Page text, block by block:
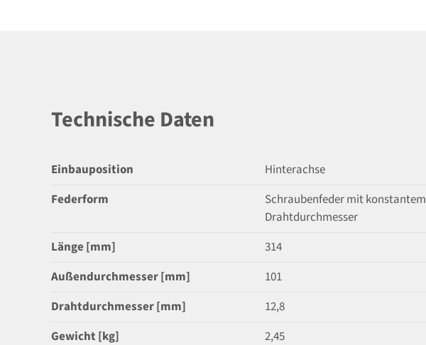
Technische Daten
Einbauposition
Hinterachse
Federform
Schraubenfeder mit konstantem
Drahtdurchmesser
Länge [mm]
314
Außendurchmesser [mm]
101
Drahtdurchmesser [mm]
12,8
Gewicht [kg]
2,45